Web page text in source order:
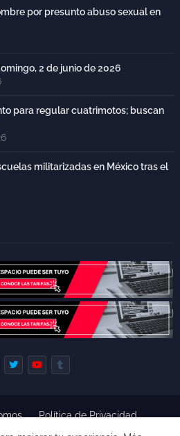
por presunto abuso sexual en
2 de junio de 2026
para regular cuatrimotos; buscan
militarizadas en México tras el
Política de Privacidad
Términos y Condiciones de Uso